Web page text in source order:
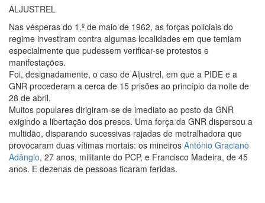
ALJUSTREL
Nas vésperas do 1.º de maio de 1962, as forças policiais do
regime investiram contra algumas localidades em que temiam
especialmente que pudessem verificar-se protestos e
manifestações.
Foi, designadamente, o caso de Aljustrel, em que a PIDE e a
GNR procederam a cerca de 15 prisões ao princípio da noite de
28 de abril.
Muitos populares dirigiram-se de imediato ao posto da GNR
exigindo a libertação dos presos. Uma força da GNR dispersou a
multidão, disparando sucessivas rajadas de metralhadora que
provocaram duas vítimas mortais: os mineiros António Graciano
Adângio, 27 anos, militante do PCP, e Francisco Madeira, de 45
anos. E dezenas de pessoas ficaram feridas.